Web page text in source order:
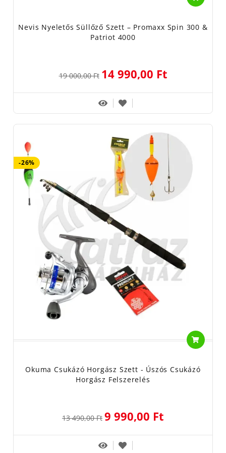
Nevis Nyeletős Süllőző Szett – Promaxx Spin 300 &
Patriot 4000
19 000,00 Ft 14 990,00 Ft
-26%
Okuma Csukázó Horgász Szett - Úszós Csukázó
Horgász Felszerelés
13 490,00 Ft 9 990,00 Ft